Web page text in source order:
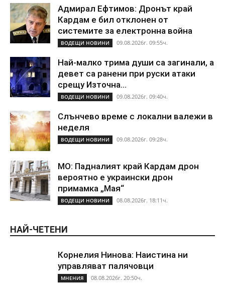
Адмирал Ефтимов: Дронът край
Кардам е бил отклонен от
системите за електронна война
ВОДЕЩИ НОВИНИ 09.08.2026г. 09:55ч.
Най-малко трима души са загинали, а
девет са ранени при руски атаки
срещу Източна...
ВОДЕЩИ НОВИНИ 09.08.2026г. 09:40ч.
Слънчево време с локални валежи в
неделя
ВОДЕЩИ НОВИНИ 09.08.2026г. 09:28ч.
МО: Падналият край Кардам дрон
вероятно е украински дрон
примамка „Мая“
ВОДЕЩИ НОВИНИ 08.08.2026г. 18:11ч.
НАЙ-ЧЕТЕНИ
Корнелия Нинова: Наистина ни
управляват палячовци
МНЕНИЯ 08.08.2026г. 20:50ч.